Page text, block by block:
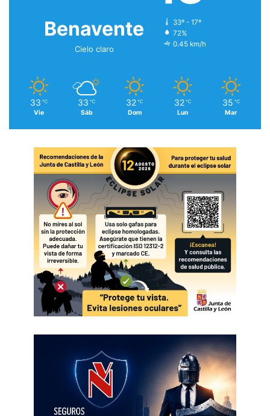
Benavente
Cielo claro
33º - 17º
72%
0.45 km/h
33 ℃
Vie
33 ℃
Sáb
32 ℃
Dom
32 ℃
Lun
35 ℃
Mar